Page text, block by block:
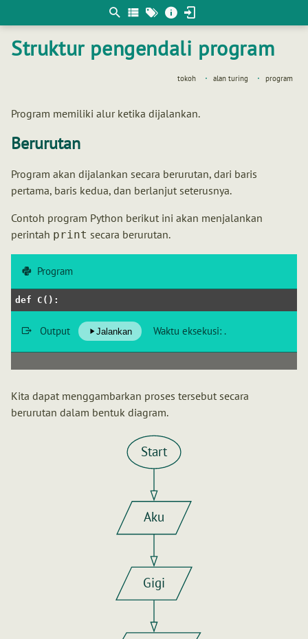
Struktur pengendali program
tokoh alan turing program
Program memiliki alur ketika dijalankan.
Berurutan
Program akan dijalankan secara berurutan, dari baris
pertama, baris kedua, dan berlanjut seterusnya.
Contoh program Python berikut ini akan menjalankan
perintah print secara berurutan.
Program
def C ( ):
Output Jalankan Waktu eksekusi: .
Kita dapat menggambarkan proses tersebut secara
berurutan dalam bentuk diagram.
Start
Aku
Gigi
matematis